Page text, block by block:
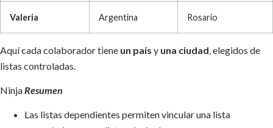
Valeria Argentina Rosario
Aquí cada colaborador tiene un país y una ciudad , elegidos de
listas controladas.
NinjaResumen
Las listas dependientes permiten vincular una lista